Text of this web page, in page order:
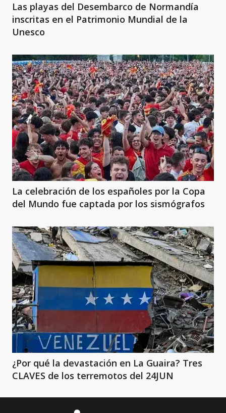
Las playas del Desembarco de Normandía
inscritas en el Patrimonio Mundial de la
Unesco
La celebración de los españoles por la Copa
del Mundo fue captada por los sismógrafos
¿Por qué la devastación en La Guaira? Tres
CLAVES de los terremotos del 24JUN